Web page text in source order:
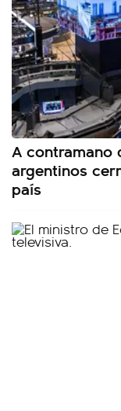
A contramano
argentinos
país